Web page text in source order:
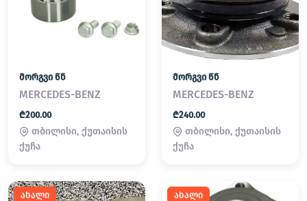
მორგვი წნ
MERCEDES-BENZ
₾200.00
თბილისი, ქუთაისის
ქუჩა
მორგვი წნ
MERCEDES-BENZ
₾240.00
თბილისი, ქუთაისის
ქუჩა
ახალი ახალი